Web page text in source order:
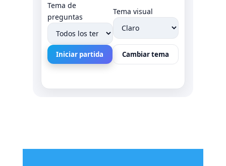
Tema de
preguntas
Tema visual
Iniciar partida Cambiar tema